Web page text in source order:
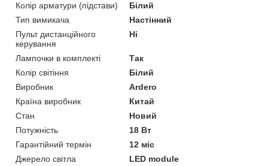
Колір арматури (підстави)
Білий
Тип вимикача
Настінний
Пульт дистанційного
керування
Ні
Лампочки в комплекті
Так
Колір світіння
Білий
Виробник
Ardero
Країна виробник
Китай
Стан
Новий
Потужність
18 Вт
Гарантійний термін
12 міс
Джерело світла
LED module